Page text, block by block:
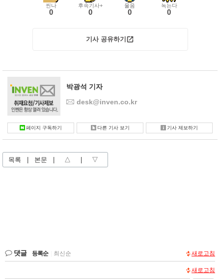
씬나
0
후속기사+
0
울음
0
녹는다
0
기사 공유하기
박광석 기자
desk@inven.co.kr
페이지 구독하기 다른 기사 보기 기사 제보하기
목록 본문 △ ▽
댓글 등록순 최신순 새로고침
새로고침